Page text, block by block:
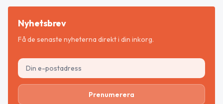
Nyhetsbrev
Få de senaste nyheterna direkt i din inkorg.
Prenumerera